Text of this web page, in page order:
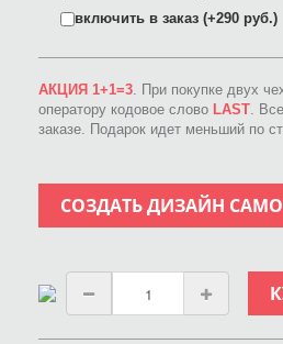
включить в заказ (+290 руб.)
АКЦИЯ 1+1=3. При покупке двух
оператору кодовое слово LAST.
заказе. Подарок идет меньший по
СОЗДАТЬ ДИЗАЙН